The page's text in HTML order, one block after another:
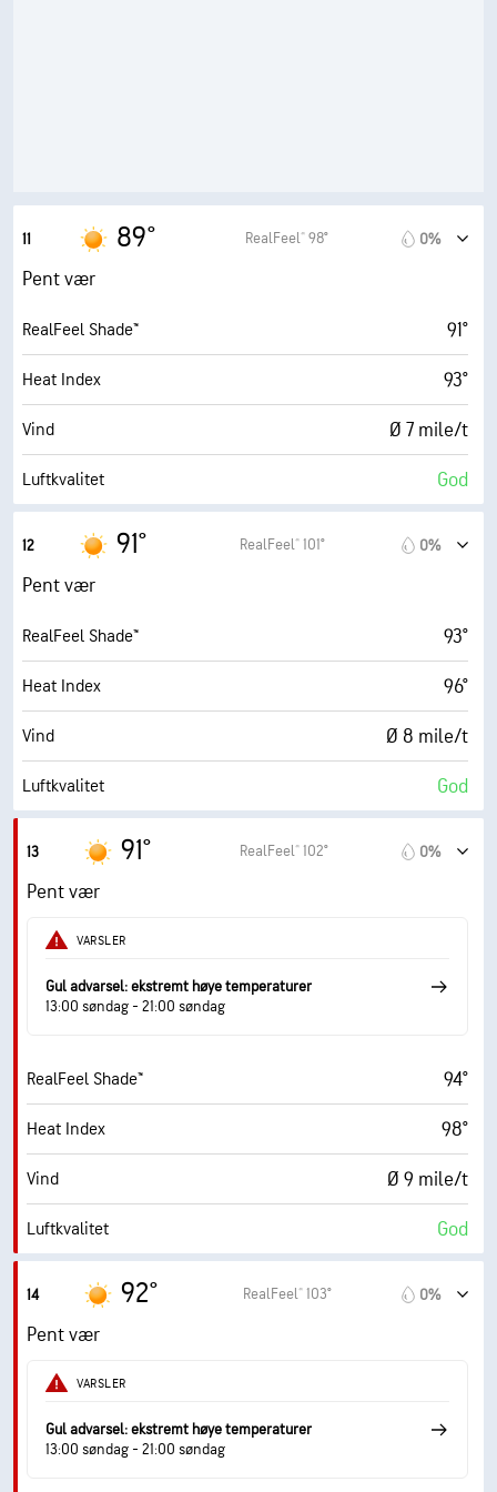
10 mi
Skydekke
11 89° RealFeel® 98° 0%
Pent vær
RealFeel Shade™ 91°
Heat Index 93°
Vind Ø 7 mile/t
Luftkvalitet God
Maks. UV-indeks
Vindkast
Fuktighet 50%
Duggpunkt 69° F
AccuLumen Brightness Index™ 10 (Veldig lyst)
Skydekke 0%
12 91° RealFeel® 101° 0%
Pent vær
RealFeel Shade™ 93°
Heat Index 96°
Vind Ø 8 mile/t
Luftkvalitet God
Maks. UV-indeks
Vindkast
Fuktighet
Duggpunkt 70° F
Skydekke 2%
Sikt 10 mi
Skydekke 30000 fot
13 91° RealFeel® 102° 0%
Pent vær
VARSLER
Gul advarsel: ekstremt høye temperaturer
13:00 søndag - 21:00 søndag
RealFeel Shade™ 94°
Heat Index 98°
Vind Ø 9 mile/t
Luftkvalitet God
Maks. UV-indeks
Vindkast
Fuktighet
Duggpunkt 71° F
14 92° RealFeel® 103° 0%
Pent vær
VARSLER
Gul advarsel: ekstremt høye temperaturer
13:00 søndag - 21:00 søndag